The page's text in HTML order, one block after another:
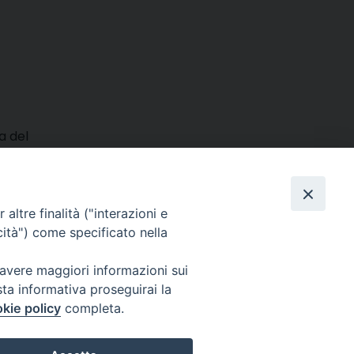
del
EmailCondividi
altre finalità ("interazioni e
come specificato nella
maggiori informazioni sui
informativa proseguirai la
policy completa.